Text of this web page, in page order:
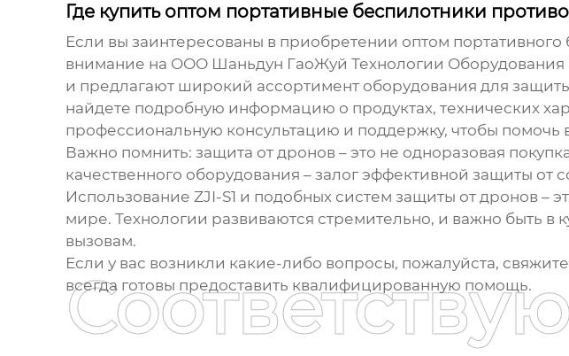
Где купить оптом портативные беспилотники
Если вы заинтересованы в приобретении оптом
внимание на ООО Шаньдун ГаоЖуй Технологии
и предлагают широкий ассортимент оборудования для
найдете подробную информацию о продуктах, технических
профессиональную консультацию и поддержку, чтобы
Важно помнить: защита от дронов – это не одноразовая
качественного оборудования – залог эффективной защиты от
Использование ZJI-S1 и подобных систем защиты от дронов –
мире. Технологии развиваются стремительно, и важно быть в
вызовам.
Если у вас возникли какие-либо вопросы, пожалуйста,
всегда готовы предоставить квалифицированную помощь.